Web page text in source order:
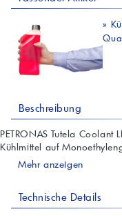
»
Beschreibung
PETRONAS Tutela Coolant
Kühlmittel auf
Mehr anzeigen
Technische Details